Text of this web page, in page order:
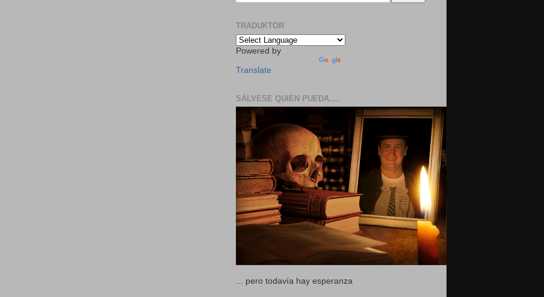
TRADUKTOR
Powered by
Translate
SÁLVESE QUIEN PUEDA....
... pero todavía hay esperanza